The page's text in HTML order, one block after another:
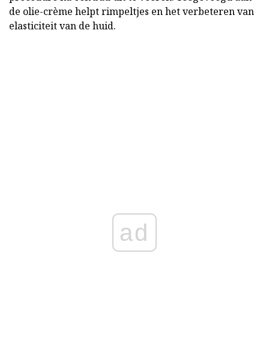
de olie-crème helpt rimpeltjes en het verbeteren van
elasticiteit van de huid.
ad